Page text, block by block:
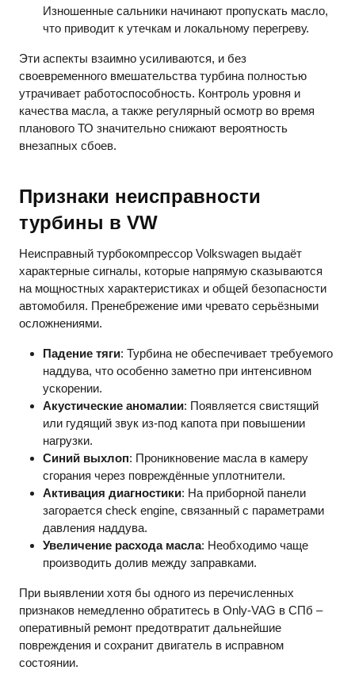
Изношенные сальники начинают пропускать масло,
что приводит к утечкам и локальному перегреву.
Эти аспекты взаимно усиливаются, и без
своевременного вмешательства турбина полностью
утрачивает работоспособность. Контроль уровня и
качества масла, а также регулярный осмотр во время
планового ТО значительно снижают вероятность
внезапных сбоев.
Признаки неисправности
турбины в VW
Неисправный турбокомпрессор Volkswagen выдаёт
характерные сигналы, которые напрямую сказываются
на мощностных характеристиках и общей безопасности
автомобиля. Пренебрежение ими чревато серьёзными
осложнениями.
Падение тяги: Турбина не обеспечивает требуемого
наддува, что особенно заметно при интенсивном
ускорении.
Акустические аномалии: Появляется свистящий
или гудящий звук из-под капота при повышении
нагрузки.
Синий выхлоп: Проникновение масла в камеру
сгорания через повреждённые уплотнители.
Активация диагностики: На приборной панели
загорается check engine, связанный с параметрами
давления наддува.
Увеличение расхода масла: Необходимо чаще
производить долив между заправками.
При выявлении хотя бы одного из перечисленных
признаков немедленно обратитесь в Only-VAG в СПб –
оперативный ремонт предотвратит дальнейшие
повреждения и сохранит двигатель в исправном
состоянии.